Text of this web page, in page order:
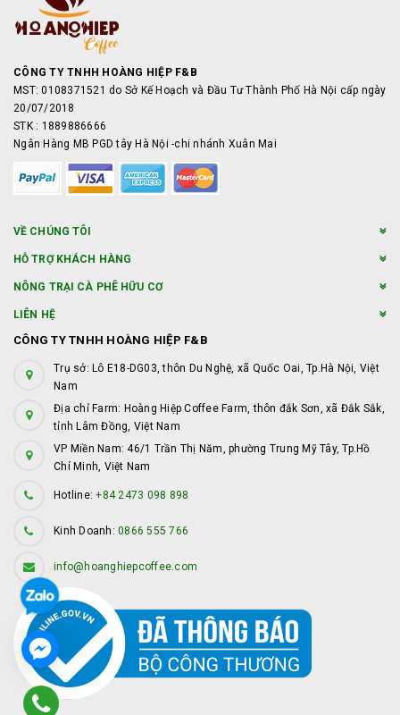
CÔNG TY TNHH HOÀNG HIỆP F&B
MST: 0108371521 do Sở Kế Hoạch và Đầu Tư Thành Phố Hà Nội cấp ngày
20/07/2018
STK : 1889886666
Ngân Hàng MB PGD tây Hà Nội -chi nhánh Xuân Mai
VỀ CHÚNG TÔI
HỖ TRỢ KHÁCH HÀNG
NÔNG TRẠI CÀ PHÊ HỮU CƠ
LIÊN HỆ
CÔNG TY TNHH HOÀNG HIỆP F&B
Trụ sở: Lô E18-DG03, thôn Du Nghệ, xã Quốc Oai, Tp.Hà Nội, Việt
Nam
Địa chỉ Farm: Hoàng Hiệp Coffee Farm, thôn đắk Sơn, xã Đắk Sắk,
tỉnh Lâm Đồng, Việt Nam
VP Miền Nam: 46/1 Trần Thị Năm, phường Trung Mỹ Tây, Tp.Hồ
Chí Minh, Việt Nam
Hotline:+84 2473 098 898
Kinh Doanh: 0866 555 766
info@hoanghiepcoffee.com